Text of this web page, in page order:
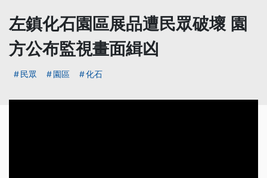
左鎮化石園區展品遭民眾破壞 園
方公布監視畫面緝凶
民眾 園區 化石